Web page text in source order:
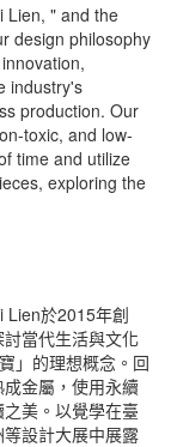
Lien, " and the
design philosophy
industry's
production. Our
toxic, and low-
time and utilize
exploring the
Lien於2015年創
當代生活與文化
」的理想概念。回
金屬，使用永續
美。以覺學在臺
設計大展中展露